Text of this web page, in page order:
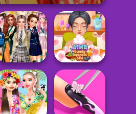
Back To School:
Uniforms
Edition
ASMR Beauty
Japanese Spa